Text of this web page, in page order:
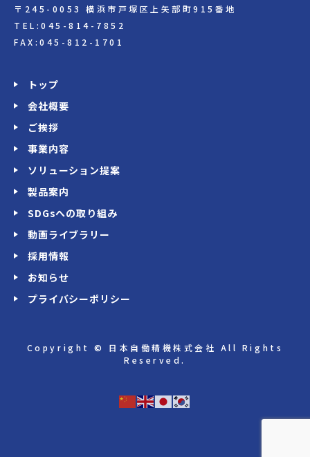
〒245-0053 横浜市戸塚区上矢部町915番地
TEL:045-814-7852
FAX:045-812-1701
トップ
会社概要
ご挨拶
事業内容
ソリューション提案
製品案内
SDGsへの取り組み
動画ライブラリー
採用情報
お知らせ
プライバシーポリシー
Copyright © 日本自働精機株式会社 All Rights
Reserved.